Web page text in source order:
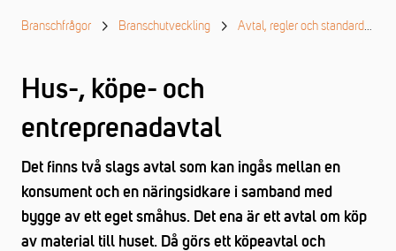
Branschfrågor Branschutveckling Avtal, regler och standarder
Hus-, köpe- och
entreprenadavtal
Det finns två slags avtal som kan ingås mellan en
konsument och en näringsidkare i samband med
bygge av ett eget småhus. Det ena är ett avtal om köp
av material till huset. Då görs ett köpeavtal och